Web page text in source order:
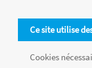
Ce site utilise
Cookies